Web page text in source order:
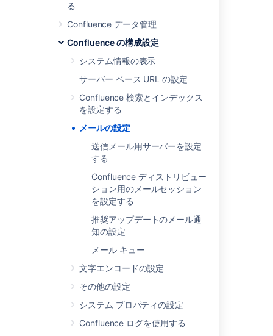
る
Confluence データ管理
Confluence の構成設定
システム情報の表示
サーバー ベース URL の設定
Confluence 検索とインデックス
を設定する
メールの設定
送信メール用サーバーを設定
する
Confluence ディストリビュー
ション用のメールセッション
を設定する
推奨アップデートのメール通
知の設定
メール キュー
文字エンコードの設定
その他の設定
システム プロパティの設定
Confluence ログを使用する
Put admin latest config mailServer
Get admin latest config mailServer
Configuring the Mail Server to Use Gmail
Configuring SMTP
Delete admin latest config mailServer
Configuring your Mail Server
Configuring the Mail Server to Use Yahoo!
Creating issues and comments from email
Creating issues and comments from email
How to Configure Mail handler for a Sub-
directory in Outlook/Gmail